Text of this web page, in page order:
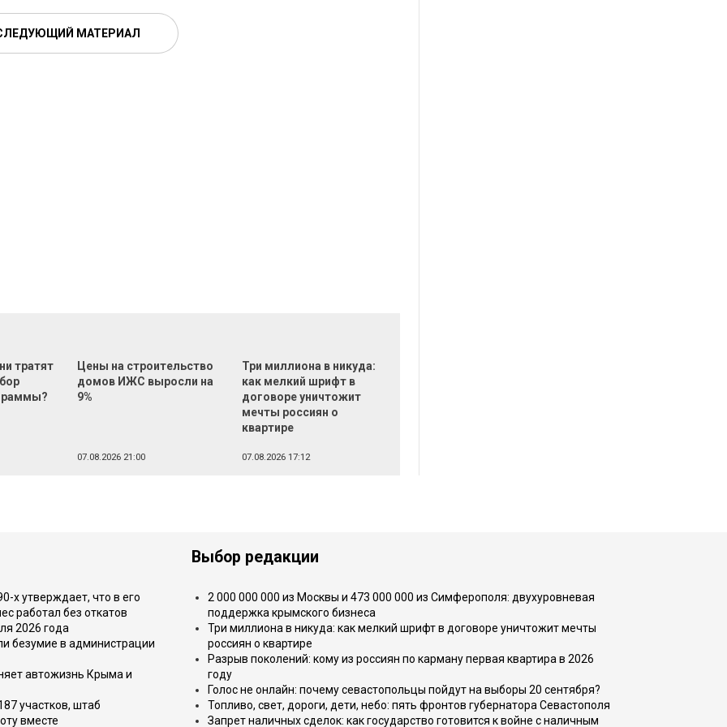
МАТЕРИАЛ
тратят
Цены на строительство
домов ИЖС выросли на
9%
07.08.2026 21:00
Три миллиона в никуда:
как мелкий шрифт в
договоре уничтожит
мечты россиян о
квартире
07.08.2026 17:12
х утверждает, что в его
работал без откатов
2026 года
безумие в администрации
автожизнь Крыма и
участков, штаб
вместе
Выбор редакции
2 000 000 000 из Москвы и 473 000 000 из Симферополя: двухуровневая
поддержка крымского бизнеса
Три миллиона в никуда: как мелкий шрифт в договоре уничтожит мечты
россиян о квартире
Разрыв поколений: кому из россиян по карману первая квартира в 2026
году
Голос не онлайн: почему севастопольцы пойдут на выборы 20 сентября?
Топливо, свет, дороги, дети, небо: пять фронтов губернатора Севастополя
Запрет наличных сделок: как государство готовится к войне с наличным